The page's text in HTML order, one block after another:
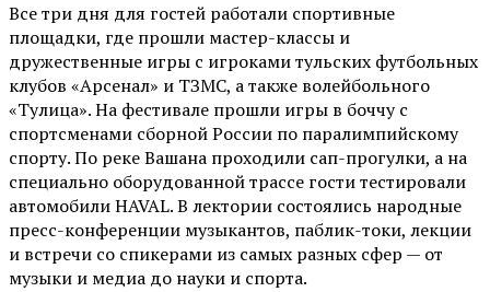
Все три дня для гостей работали спортивные
площадки, где прошли мастер-классы и
дружественные игры с игроками тульских футбольных
клубов «Арсенал» и ТЗМС, а также волейбольного
«Тулица». На фестивале прошли игры в боччу с
спортсменами сборной России по паралимпийскому
спорту. По реке Вашана проходили сап-прогулки, а на
специально оборудованной трассе гости тестировали
автомобили HAVAL. В лектории состоялись народные
пресс-конференции музыкантов, паблик-токи, лекции
и встречи со спикерами из самых разных сфер — от
музыки и медиа до науки и спорта.